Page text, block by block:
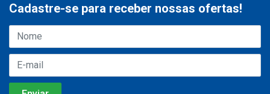
Cadastre-se para receber nossas ofertas!